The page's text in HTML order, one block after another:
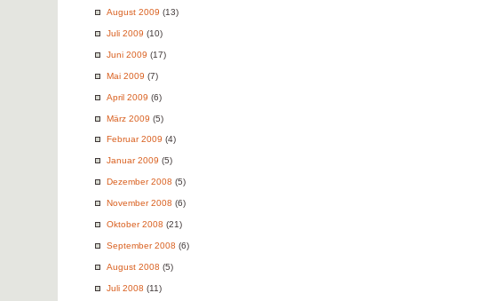
August 2009 (13)
Juli 2009 (10)
Juni 2009 (17)
Mai 2009 (7)
April 2009 (6)
März 2009 (5)
Februar 2009 (4)
Januar 2009 (5)
Dezember 2008 (5)
November 2008 (6)
Oktober 2008 (21)
September 2008 (6)
August 2008 (5)
Juli 2008 (11)